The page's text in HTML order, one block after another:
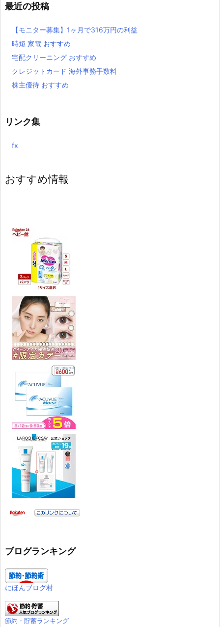
最近の投稿
【モニター募集】1ヶ月で316万円の利益
時短 家電 おすすめ
宅配クリーニング おすすめ
クレジットカード 海外事務手数料
株主優待 おすすめ
リンク集
fx
おすすめ情報
ブログランキング
にほんブログ村
節約・貯蓄ランキング